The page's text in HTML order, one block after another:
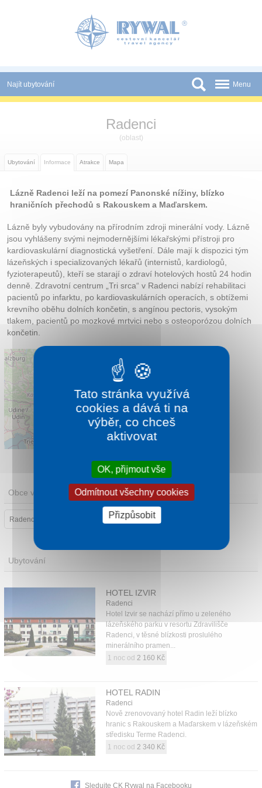
Najít ubytování
Státy
Partneři
Kontakt
Menu
Radenci
(oblast)
Ubytování Informace Atrakce Mapa
Lázně Radenci leží na pomezí Panonské nížiny, blízko
hraničních přechodů s Rakouskem a Maďarskem.
Lázně byly vybudovány na přírodním zdroji minerální vody. Lázně
jsou vyhlášeny svými nejmodernějšími lékařskými přístroji pro
kardiovaskulární diagnostická vyšetření. Dále mají k dispozici tým
lázeňských i specializovaných lékařů (internistů, kardiologů,
fyzioterapeutů), kteří se starají o zdraví hotelových hostů 24 hodin
denně. Zdravotní centrum „Tri srca“ v Radenci nabízí rehabilitaci
pacientů po infarktu, po kardiovaskulárních operacích, s obtížemi
krevního oběhu dolních končetin, s angínou pectoris, vysokým
tlakem, pacientů po mozkové mrtvici nebo s osteoporózou dolních
končetin.
Obce v oblasti
Radenci
Ubytování
HOTEL IZVIR
Radenci
Hotel Izvir se nachází přímo u zeleného
lázeňského parku v resortu Zdravilišče
Radenci, v těsné blízkosti proslulého
minerálního pramen...
1 noc od 2 160 Kč
HOTEL RADIN
Radenci
Nově zrenovovaný hotel Radin leží blízko
hranic s Rakouskem a Maďarskem v lázeňském
středisku Terme Radenci.
1 noc od 2 340 Kč
Sledujte CK Rywal na Facebooku
Tato stránka využívá
cookies a dává ti na
výběr, co chceš
aktivovat
OK, přijmout vše
Odmítnout všechny cookies
Přizpůsobit